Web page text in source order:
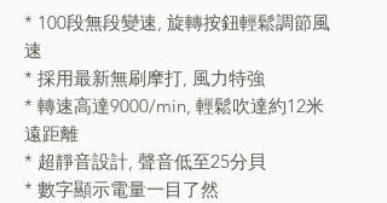
* 100段無段變速, 旋轉按鈕輕鬆調節風
速
* 採用最新無刷摩打, 風力特強
* 轉速高達9000/min, 輕鬆吹達約12米
遠距離
* 超靜音設計, 聲音低至25分貝
* 數字顯示電量一目了然